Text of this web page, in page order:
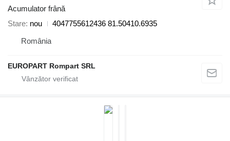
Acumulator frână
Stare nou
4047755612436 81.50410.6935
România
EUROPART Rompart SRL